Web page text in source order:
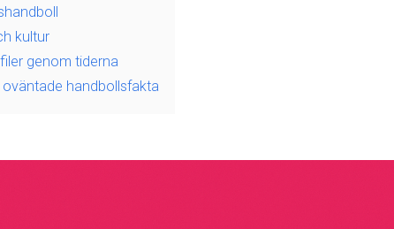
kultur
genom tiderna
handbollsfakta